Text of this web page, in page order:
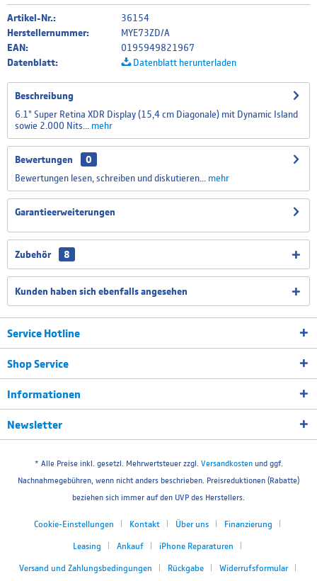
Artikel-Nr.:
36154
Herstellernummer:
MYE73ZD/A
EAN:
0195949821967
Datenblatt:
Datenblatt herunterladen
Beschreibung
6.1" Super Retina XDR Display (15,4 cm Diagonale) mit Dynamic Island
sowie 2.000 Nits...
mehr
Bewertungen
0
Bewertungen lesen, schreiben und diskutieren...
mehr
Garantieerweiterungen
Zubehör 8
Kunden haben sich ebenfalls angesehen
Service Hotline
Shop Service
Informationen
Newsletter
* Alle Preise inkl. gesetzl. Mehrwertsteuer zzgl. Versandkostenund ggf.
Nachnahmegebühren, wenn nicht anders beschrieben. Preisreduktionen (Rabatte)
beziehen sich immer auf den UVP des Herstellers.
Cookie-Einstellungen Kontakt Über uns Finanzierung
Leasing Ankauf iPhone Reparaturen
Versand und Zahlungsbedingungen Rückgabe Widerrufsformular